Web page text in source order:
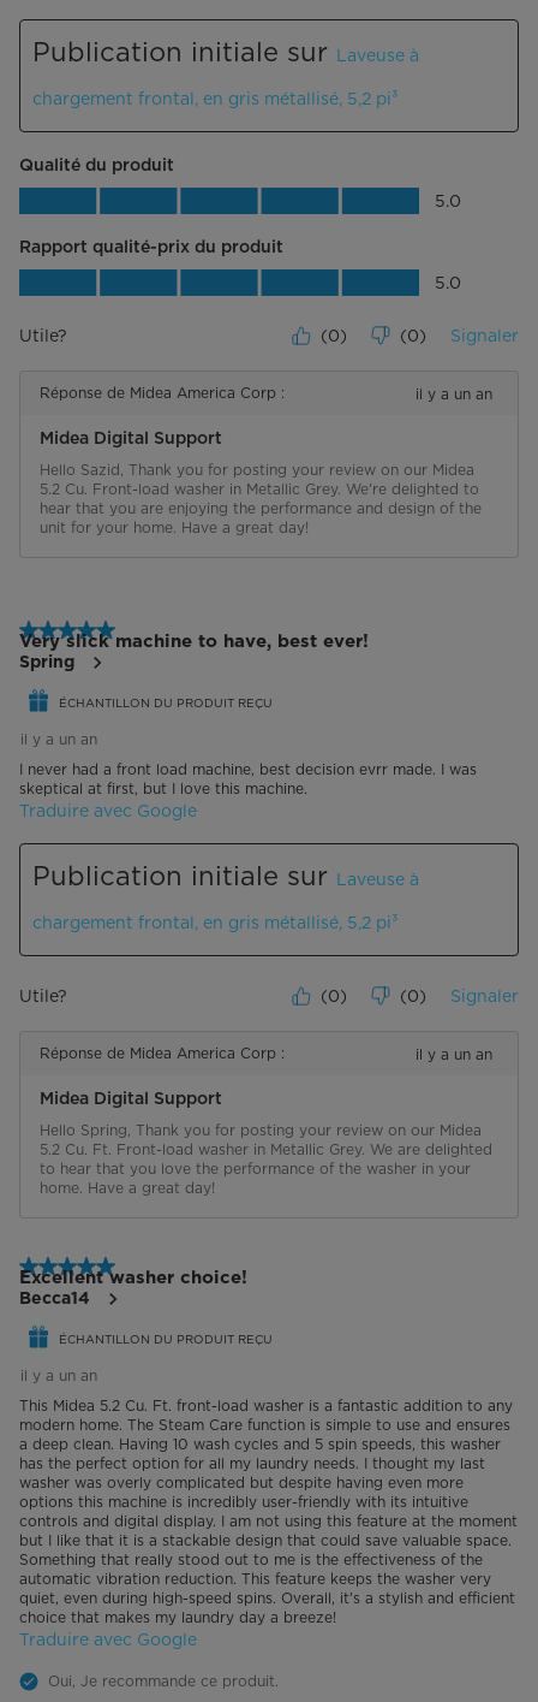
Détails supplémentaires
Garantie
Garantie limitée de 2 ans, pièces et
main-d’œuvre. Engagement envers
des produits et services de la plus
achetés le ou après le 1er janvier
Certifié Energy Star
Publication initiale sur Laveuse à
chargement frontal, en gris métallisé, 5,2 pi³
Qualité du produit
Qualité du produit, 5.0 sur 5 5.0
Rapport qualité-prix du produit
Rapport qualité-prix du produit, 5.0
5.0
Utile? (0) (0) Signaler
Réponse de Midea America Corp : il y a un an
Midea Digital Support
Hello Sazid, Thank you for posting your review on our Midea
5.2 Cu. Front-load washer in Metallic Grey. We're delighted to
hear that you are enjoying the performance and design of the
unit for your home. Have a great day!
5 étoile(s) sur 5.
Very slick machine to have, best ever!
Spring
ÉCHANTILLON DU PRODUIT REÇU
il y a un an
I never had a front load machine, best decision evrr made. I was
skeptical at first, but I love this machine.
Traduire avec Google
Publication initiale sur Laveuse à
chargement frontal, en gris métallisé, 5,2 pi³
Utile? (0) (0) Signaler
Réponse de Midea America Corp : il y a un an
Midea Digital Support
Hello Spring, Thank you for posting your review on our Midea
5.2 Cu. Ft. Front-load washer in Metallic Grey. We are delighted
to hear that you love the performance of the washer in your
home. Have a great day!
5 étoile(s) sur 5.
Excellent washer choice!
Becca14
ÉCHANTILLON DU PRODUIT REÇU
il y a un an
This Midea 5.2 Cu. Ft. front-load washer is a fantastic addition to any
modern home. The Steam Care function is simple to use and ensures
a deep clean. Having 10 wash cycles and 5 spin speeds, this washer
has the perfect option for all my laundry needs. I thought my last
washer was overly complicated but despite having even more
options this machine is incredibly user-friendly with its intuitive
controls and digital display. I am not using this feature at the moment
but I like that it is a stackable design that could save valuable space.
Something that really stood out to me is the effectiveness of the
automatic vibration reduction. This feature keeps the washer very
quiet, even during high-speed spins. Overall, it's a stylish and efficient
choice that makes my laundry day a breeze!
Traduire avec Google
Oui, Je recommande ce produit.